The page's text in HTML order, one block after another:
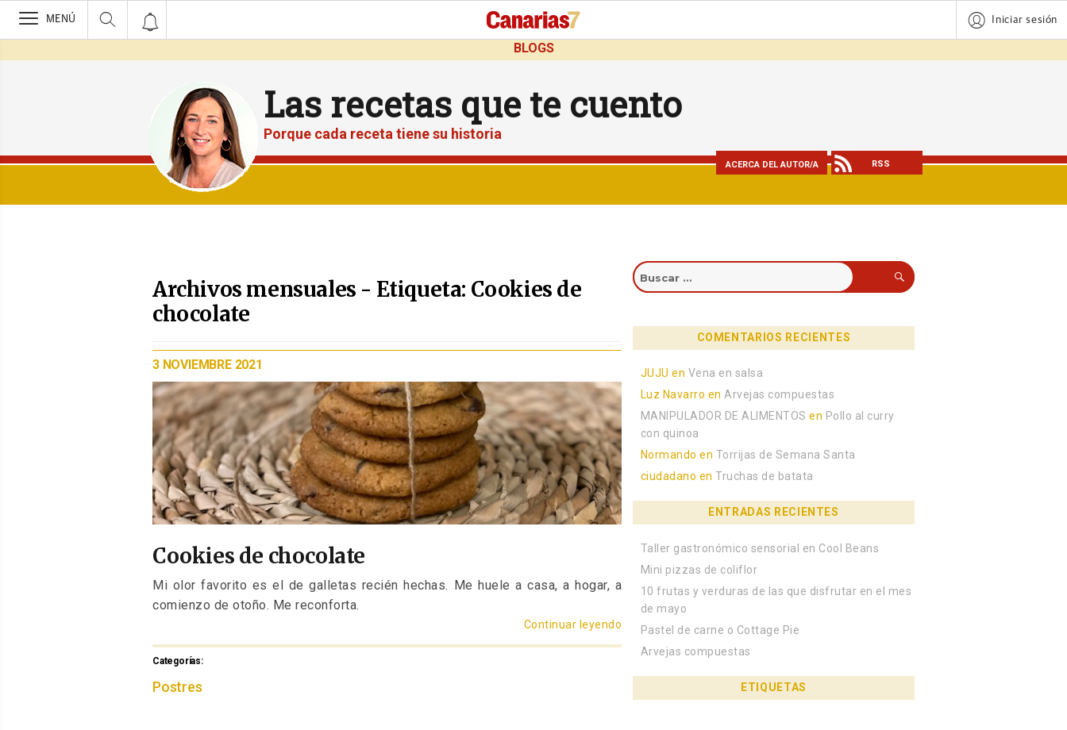
>
MENÚ Iniciar sesión
BLOGS
Las recetas que te cuento
Porque cada receta tiene su historia
ACERCA DEL AUTOR/A RSS
Archivos mensuales - Etiqueta: Cookies de
chocolate
PUBLICADO
EL
3 NOVIEMBRE 2021
Cookies de chocolate
Mi olor favorito es el de galletas recién hechas. Me huele a casa, a hogar, a
comienzo de otoño. Me reconforta.
Continuar leyendo «Cookies de chocolate»
Categorías:Categorías
Postres
Buscar
por:
Buscar
COMENTARIOS RECIENTES
JUJU en Vena en salsa
Luz Navarro enArvejas compuestas
MANIPULADOR DE ALIMENTOS en Pollo al curry
con quinoa
Normando en Torrijas de Semana Santa
ciudadano enTruchas de batata
ENTRADAS RECIENTES
Taller gastronómico sensorial en Cool Beans
Mini pizzas de coliflor
10 frutas y verduras de las que disfrutar en el mes
de mayo
Pastel de carne o Cottage Pie
Arvejas compuestas
ETIQUETAS